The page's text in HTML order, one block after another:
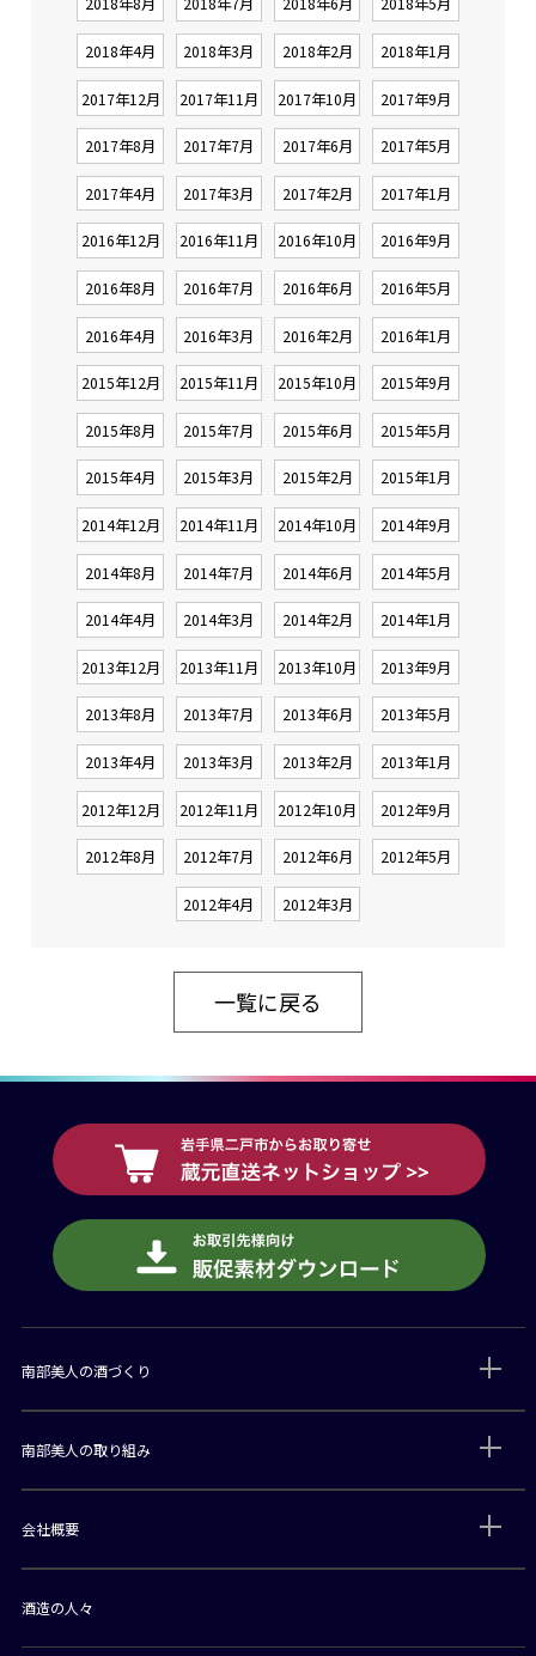
2018年4月 2018年3月 2018年2月 2018年1月
2017年12月 2017年11月 2017年10月 2017年9月
2017年8月 2017年7月 2017年6月 2017年5月
2017年4月 2017年3月 2017年2月 2017年1月
2016年12月 2016年11月 2016年10月 2016年9月
2016年8月 2016年7月 2016年6月 2016年5月
2016年4月 2016年3月 2016年2月 2016年1月
2015年12月 2015年11月 2015年10月 2015年9月
2015年8月 2015年7月 2015年6月 2015年5月
2015年4月 2015年3月 2015年2月 2015年1月
2014年12月 2014年11月 2014年10月 2014年9月
2014年8月 2014年7月 2014年6月 2014年5月
2014年4月 2014年3月 2014年2月 2014年1月
2013年12月 2013年11月 2013年10月 2013年9月
2013年8月 2013年7月 2013年6月 2013年5月
2013年4月 2013年3月 2013年2月 2013年1月
2012年12月 2012年11月 2012年10月 2012年9月
2012年8月 2012年7月 2012年6月 2012年5月
2012年4月 2012年3月
一覧に戻る
南部美人の酒づくり
南部美人の取り組み
会社概要
酒造の人々